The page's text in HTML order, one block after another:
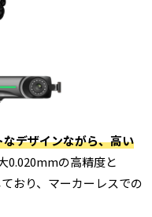
デザインながら、高い
0.020mmの高精度と
おり、マーカーレスでの